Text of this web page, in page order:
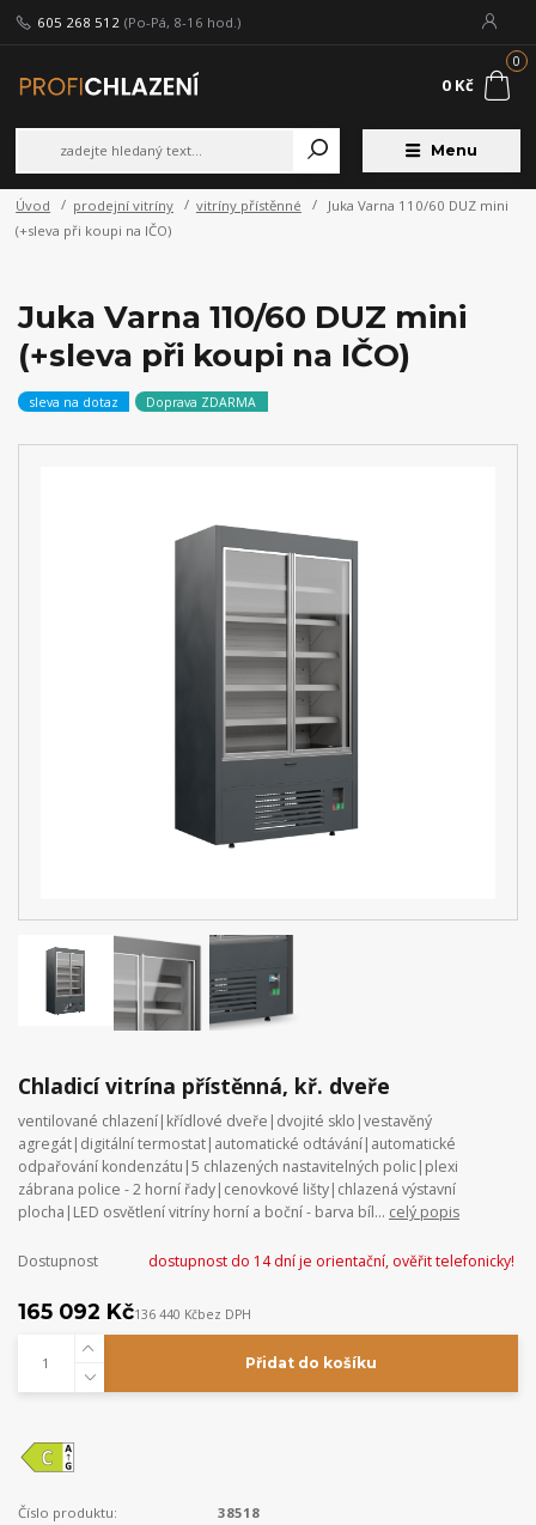
Menu
605 268 512 (Po-Pá, 8-16 hod.)
0
0 Kč
Úvod prodejní vitríny vitríny přístěnné
Juka Varna 110/60 DUZ mini
(+sleva při koupi na IČO)
Juka Varna 110/60 DUZ mini
(+sleva při koupi na IČO)
sleva na dotaz Doprava ZDARMA
Chladicí vitrína přístěnná, kř. dveře
ventilované chlazení|křídlové dveře|dvojité sklo|vestavěný
agregát|digitální termostat|automatické odtávání|automatické
odpařování kondenzátu|5 chlazených nastavitelných polic|plexi
zábrana police - 2 horní řady|cenovkové lišty|chlazená výstavní
plocha|LED osvětlení vitríny horní a boční - barva bíl... celý popis
Dostupnost dostupnost do 14 dní je orientační, ověřit telefonicky!
165 092 Kč136 440 Kčbez DPH
Přidat do košíku
Číslo produktu:
38518